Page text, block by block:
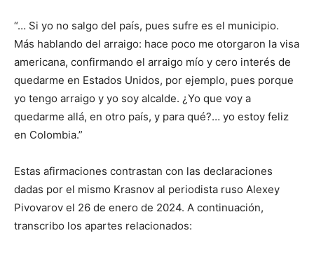
“… Si yo no salgo del país, pues sufre es el municipio.
Más hablando del arraigo: hace poco me otorgaron la visa
americana, confirmando el arraigo mío y cero interés de
quedarme en Estados Unidos, por ejemplo, pues porque
yo tengo arraigo y yo soy alcalde. ¿Yo que voy a
quedarme allá, en otro país, y para qué?… yo estoy feliz
en Colombia.”
Estas afirmaciones contrastan con las declaraciones
dadas por el mismo Krasnov al periodista ruso Alexey
Pivovarov el 26 de enero de 2024. A continuación,
transcribo los apartes relacionados: